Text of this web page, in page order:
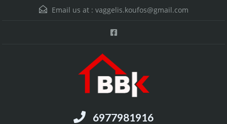
Email us at : vaggelis.koufos@gmail.com
6977981916